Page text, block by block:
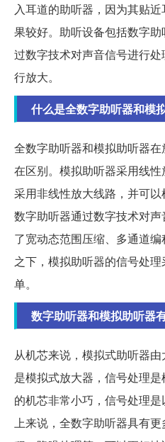
入耳道的助听器，因为其贴
果较好。助听设备包括数字
过数字技术对声音信号进行
行放大。
什么是全数字助听器和模
全数字助听器和模拟助听器
在区别。模拟助听器采用线
采用非线性放大线路，并可
数字助听器通过数字技术对
了宽动态范围压缩、多通道
之下，模拟助听器的信号处
单。
数字助听器和模拟助听器
从机芯来说，模拟式助听器
是模拟式放大器，信号处理
的机芯非常小巧，信号处理
上来说，全数字助听器具有